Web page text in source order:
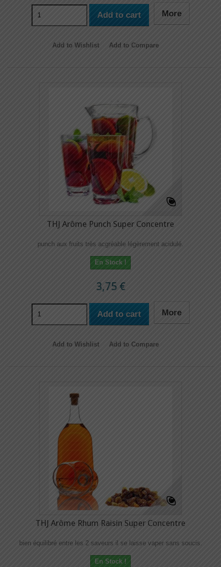
Add to cart More
Add to Wishlist Add to Compare
THJ Arôme Punch Super Concentre
punch aux fruits très acgréable légèrement acidulé.
En Stock !
3,75 €
Add to cart More
Add to Wishlist Add to Compare
THJ Arôme Rhum Raisin Super Concentre
bien équilibré entre les 2 saveurs il se laisse vaper sans soucis.
En Stock !